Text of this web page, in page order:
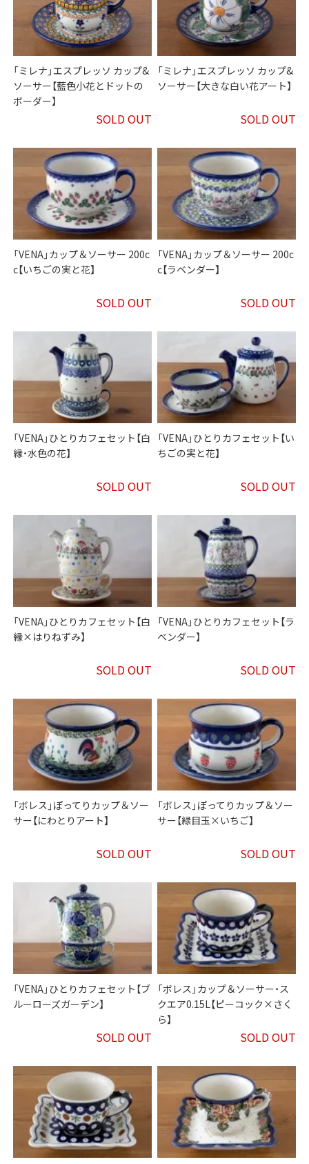
「ミレナ」エスプレッソ カップ&
ソーサー【藍色小花とドットの
ボーダー】
SOLD OUT
「ミレナ」エスプレッソ カップ&
ソーサー【大きな白い花アート】
SOLD OUT
「VENA」カップ＆ソーサー 200c
c【いちごの実と花】
SOLD OUT
「VENA」カップ＆ソーサー 200c
c【ラベンダー】
SOLD OUT
「VENA」ひとりカフェセット【白
縁・水色の花】
SOLD OUT
「VENA」ひとりカフェセット【い
ちごの実と花】
SOLD OUT
「VENA」ひとりカフェセット【白
縁×はりねずみ】
SOLD OUT
「VENA」ひとりカフェセット【ラ
ベンダー】
SOLD OUT
「ボレス」ぽってりカップ＆ソー
サー【にわとりアート】
SOLD OUT
「ボレス」ぽってりカップ＆ソー
サー【緑目玉×いちご】
SOLD OUT
「VENA」ひとりカフェセット【ブ
ルーローズガーデン】
SOLD OUT
「ボレス」カップ＆ソーサー・ス
クエア0.15L【ピーコック×さく
ら】
SOLD OUT